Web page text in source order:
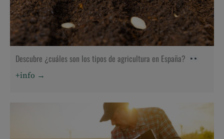
Descubre ¿cuáles son los tipos de agricultura en España?
+info →